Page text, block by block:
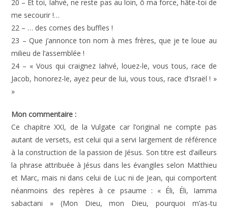
20 – Et toi, Iahvé, ne reste pas au loin, ô ma force, hâte-toi de
me secourir !…
22 – … des cornes des buffles !
23 – Que j’annonce ton nom à mes frères, que je te loue au
milieu de l’assemblée !
24 – « Vous qui craignez Iahvé, louez-le, vous tous, race de
Jacob, honorez-le, ayez peur de lui, vous tous, race d’Israël ! »
»
Mon commentaire :
Ce chapitre XXI, de la Vulgate car l’original ne compte pas
autant de versets, est celui qui a servi largement de référence
à la construction de la passion de Jésus. Son titre est d’ailleurs
la phrase attribuée à Jésus dans les évangiles selon Matthieu
et Marc, mais ni dans celui de Luc ni de Jean, qui comportent
néanmoins des repères à ce psaume : « Éli, Éli, Iamma
sabactani » (Mon Dieu, mon Dieu, pourquoi m’as-tu